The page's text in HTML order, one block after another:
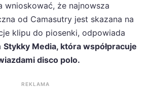
wnioskować, że najnowsza
od Camasutry jest skazana na
klipu do piosenki, odpowiada
Stykky Media, która współpracuje
disco polo.
REKLAMA